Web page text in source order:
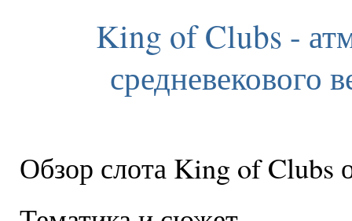
King of Clubs -
средневекового
Обзор слота King of Clubs